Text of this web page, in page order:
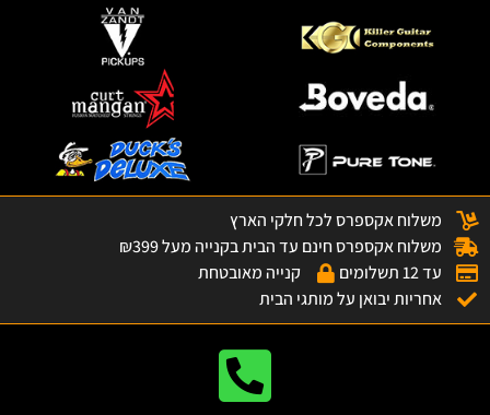
משלוח אקספרס לכל חלקי הארץ
משלוח אקספרס חינם עד הבית בקנייה מעל ₪399
עד 12 תשלומים
קנייה מאובטחת
אחריות יבואן על מותגי הבית